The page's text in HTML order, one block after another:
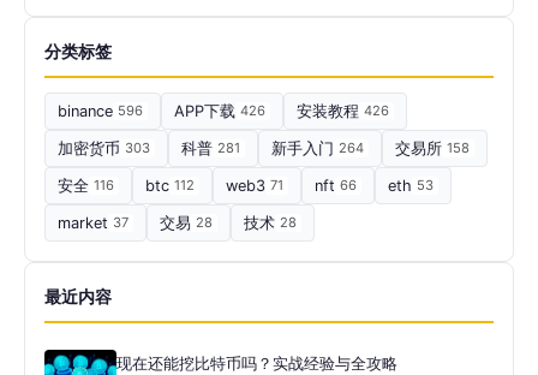
分类标签
binance 596 APP下载 426 安装教程 426
加密货币 303 科普 281 新手入门 264 交易所 158
安全 116 btc 112 web3 71 nft 66 eth 53
market 37 交易 28 技术 28
最近内容
现在还能挖比特币吗？实战经验与全攻略